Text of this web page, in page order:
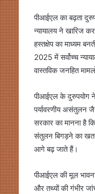
पीआईएल का बढ़ता
न्यायालय ने खारिज कर
हस्तक्षेप का माध्यम
2025 में सर्वोच्च
वास्तविक जनहित
पीआईएल के दुरुपयोग ने
पर्यावरणीय असंतुलन
सरकार का मानना है
संतुलन बिगड़ने का खतरा
आगे बढ़ जाते हैं।
पीआईएल की मूल
और तथ्यों की गंभीर